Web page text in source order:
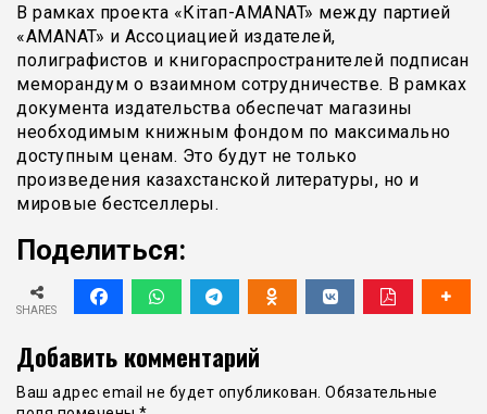
В рамках проекта «Кітап-AMANAT» между партией
«AMANAT» и Ассоциацией издателей,
полиграфистов и книгораспространителей подписан
меморандум о взаимном сотрудничестве. В рамках
документа издательства обеспечат магазины
необходимым книжным фондом по максимально
доступным ценам. Это будут не только
произведения казахстанской литературы, но и
мировые бестселлеры.
Поделиться:
SHARES
Добавить комментарий
Ваш адрес email не будет опубликован. Обязательные